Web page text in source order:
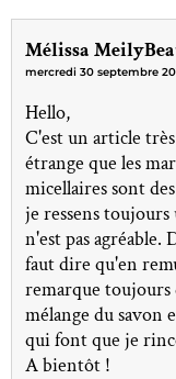
Mélissa
mercredi 30 septembre
Hello,
C'est un article
étrange que les
micellaires sont
je ressens
n'est pas
faut dire qu'en
remarque toujours
mélange du savon
qui font que je
A bientôt !